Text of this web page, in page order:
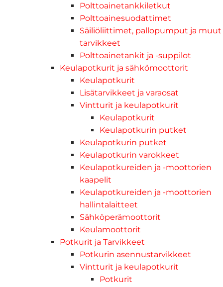
Polttoainetankkiletkut
Polttoainesuodattimet
Säiliöliittimet, pallopumput ja muut
tarvikkeet
Polttoainetankit ja -suppilot
Keulapotkurit ja sähkömoottorit
Keulapotkurit
Lisätarvikkeet ja varaosat
Vintturit ja keulapotkurit
Keulapotkurit
Keulapotkurin putket
Keulapotkurin putket
Keulapotkurin varokkeet
Keulapotkureiden ja -moottorien
kaapelit
Keulapotkureiden ja -moottorien
hallintalaitteet
Sähköperämoottorit
Keulamoottorit
Potkurit ja Tarvikkeet
Potkurin asennustarvikkeet
Vintturit ja keulapotkurit
Potkurit